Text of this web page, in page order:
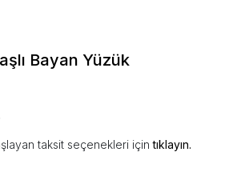
Bayan Yüzük
taksit seçenekleri içintıklayın.